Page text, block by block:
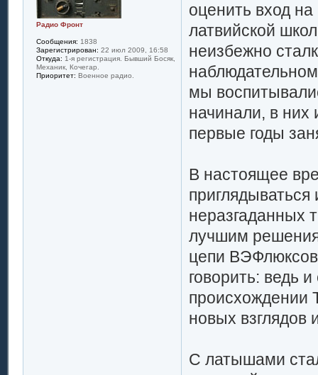
оценить вход
латвийской
неизбежно
мы
начинали, в них
первые годы
В настоящее
неразгаданных
лучшим
цепи
говорить: ведь
происхождении
новых взглядов
С латышами
Радио Фронт
Сообщения: 1838
Зарегистрирован: 22 июл 2009, 16:58
Откуда: 1-я регистрация. Бывший Босяк,
Механик, Кочегар.
Приоритет: Военное радио.